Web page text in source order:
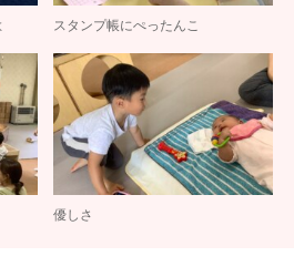
スタンプ帳にぺったんこ
優しさ